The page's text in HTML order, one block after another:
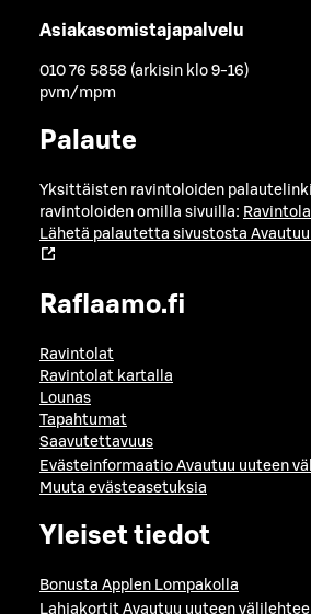
Asiakasomistajapalvelu
010 76 5858 (arkisin klo 9-16)
pvm/mpm
Palaute
Yksittäisten ravintoloiden
ravintoloiden omilla sivuilla:
Lähetä palautetta sivustosta
Raflaamo.fi
Ravintolat
Ravintolat kartalla
Lounas
Tapahtumat
Saavutettavuus
Evästeinformaatio Avautuu uuteen
Muuta evästeasetuksia
Yleiset tiedot
Bonusta Applen Lompakolla
Lahjakortit Avautuu uuteen